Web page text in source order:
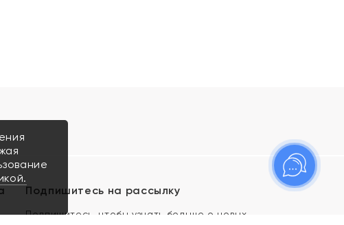
Подпишитесь на рассылку
Подпишитесь, чтобы узнать больше о новых